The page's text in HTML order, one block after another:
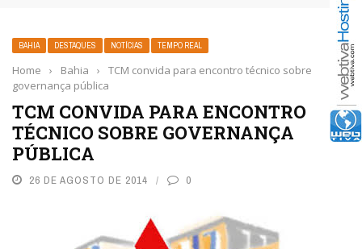
BAHIA DESTAQUES NOTÍCIAS TEMPO REAL
Home › Bahia ›
TCM convida para encontro técnico sobre
governança pública
TCM CONVIDA PARA ENCONTRO
TÉCNICO SOBRE GOVERNANÇA
PÚBLICA
26 DE AGOSTO DE 2014 0